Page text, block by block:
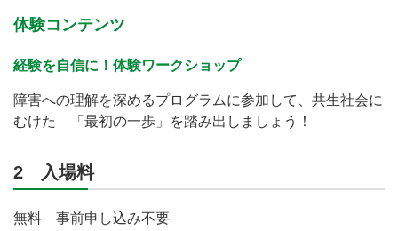
体験コンテンツ
経験を自信に！体験ワークショップ
障害への理解を深めるプログラムに参加して、共生社会に
むけた 「最初の一歩」を踏み出しましょう！
2 入場料
無料 事前申し込み不要